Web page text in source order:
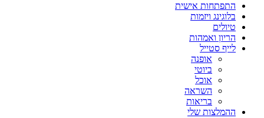
התפתחות אישית
בלוגינג ויזמות
טיולים
הריון ואמהות
לייף סטייל
אופנה
ביוטי
אוכל
השראה
בריאות
ההמלצות שלי